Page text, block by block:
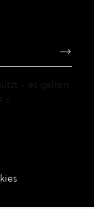
- es gelten
-